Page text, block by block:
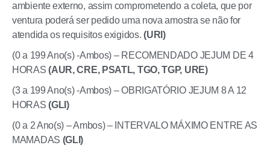
ambiente externo, assim comprometendo a coleta, que por
ventura poderá ser pedido uma nova amostra se não for
atendida os requisitos exigidos.(URI)
(0 a 199 Ano(s) -Ambos) – RECOMENDADO JEJUM DE 4
HORAS(AUR, CRE, PSATL, TGO, TGP, URE)
(3 a 199 Ano(s) -Ambos) – OBRIGATÓRIO JEJUM 8 A 12
HORAS(GLI)
(0 a 2 Ano(s) – Ambos) – INTERVALO MÁXIMO ENTRE AS
MAMADAS (GLI)